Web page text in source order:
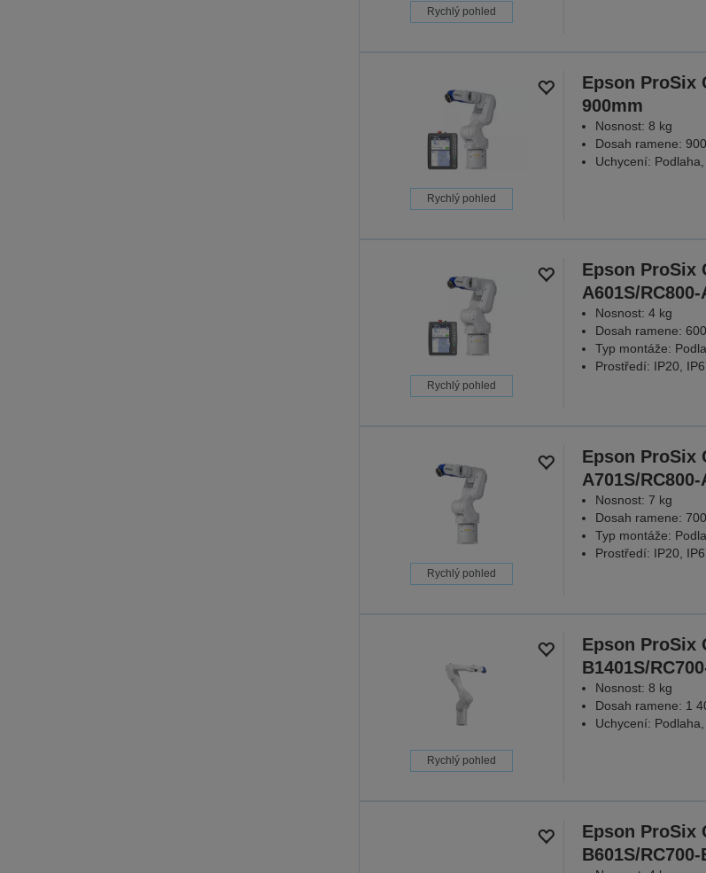
Rychlý pohled
Rychlý pohled
Epson ProSix
900mm
Nosnost: 8 kg
Dosah ramene:
Uchycení:
Rychlý pohled
Epson ProSix
A601S/
Nosnost: 4 kg
Dosah ramene:
Typ montáže:
Prostředí: IP20,
Rychlý pohled
Epson ProSix
A701S/
Nosnost: 7 kg
Dosah ramene:
Typ montáže:
Prostředí: IP20,
Rychlý pohled
Epson ProSix
B1401S/
Nosnost: 8 kg
Dosah ramene: 1
Uchycení:
Epson ProSix
B601S/RC700-